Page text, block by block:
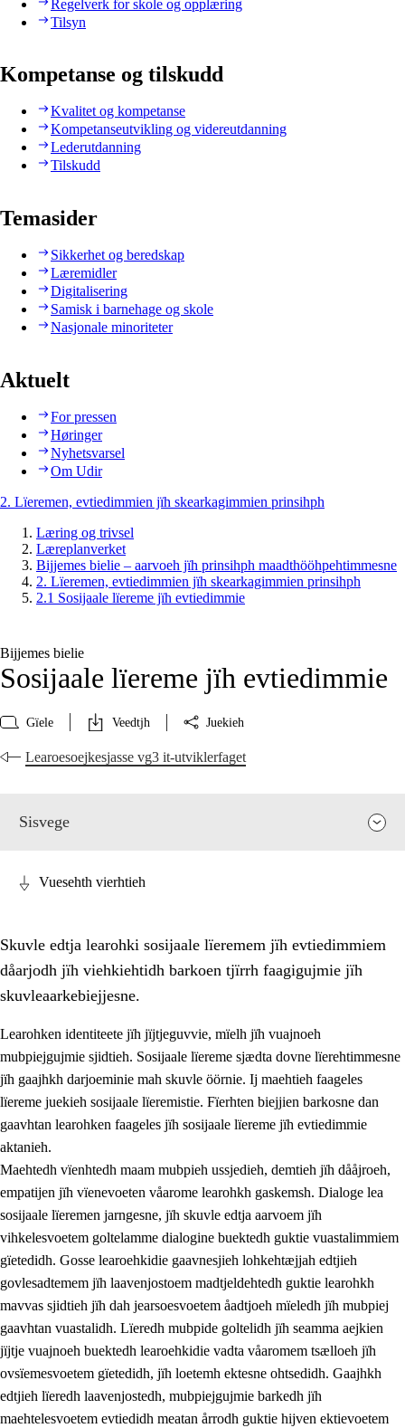
Regelverk for skole og opplæring
Tilsyn
Kompetanse og tilskudd
Kvalitet og kompetanse
Kompetanseutvikling og videreutdanning
Lederutdanning
Tilskudd
Temasider
Sikkerhet og beredskap
Læremidler
Digitalisering
Samisk i barnehage og skole
Nasjonale minoriteter
Aktuelt
For pressen
Høringer
Nyhetsvarsel
Om Udir
2. Lïeremen, evtiedimmien jïh skearkagimmien prinsihph
Læring og trivsel
Læreplanverket
Bijjemes bielie – aarvoeh jïh prinsihph maadthööhpehtimmesne
2. Lïeremen, evtiedimmien jïh skearkagimmien prinsihph
2.1 Sosijaale lïereme jïh evtiedimmie
Bijjemes bielie
Sosijaale lïereme jïh evtiedimmie
Gïele Veedtjh Juekieh
Learoesoejkesjasse vg3 it-utviklerfaget
Sisvege
2. Lïeremen, evtiedimmien jïh skearkagimmien prinsihph
2.1
2.2 Maahtoe faagine
2.3 Vihkeles tjiehpiesvoeth
2.4 Lïeredh lïeredh
Dåaresthfaageles teemah
Vuesehth vierhtieh
Skuvle edtja learohki sosijaale lïeremem jïh evtiedimmiem
dåarjodh jïh viehkiehtidh barkoen tjïrrh faagigujmie jïh
skuvleaarkebiejjesne.
Learohken identiteete jïh jïjtjeguvvie, mïelh jïh vuajnoeh
mubpiejgujmie sjidtieh. Sosijaale lïereme sjædta dovne lïerehtimmesne
jïh gaajhkh darjoeminie mah skuvle öörnie. Ij maehtieh faageles
lïereme juekieh sosijaale lïeremistie. Fïerhten biejjien barkosne dan
gaavhtan learohken faageles jïh sosijaale lïereme jïh evtiedimmie
aktanieh.
Maehtedh vïenhtedh maam mubpieh ussjedieh, demtieh jïh dååjroeh,
empatijen jïh vïenevoeten våarome learohkh gaskemsh. Dialoge lea
sosijaale lïeremen jarngesne, jïh skuvle edtja aarvoem jïh
vihkelesvoetem goltelamme dialogine buektedh guktie vuastalimmiem
gïetedidh. Gosse learoehkidie gaavnesjieh lohkehtæjjah edtjieh
govlesadtemem jïh laavenjostoem madtjeldehtedh guktie learohkh
mavvas sjidtieh jïh dah jearsoesvoetem åadtjoeh mïeledh jïh mubpiej
gaavhtan vuastalidh. Lïeredh mubpide goltelidh jïh seamma aejkien
jïjtje vuajnoeh buektedh learoehkidie vadta våaromem tsælloeh jïh
ovsïemesvoetem gïetedidh, jïh loetemh ektesne ohtsedidh. Gaajhkh
edtjieh lïeredh laavenjostedh, mubpiejgujmie barkedh jïh
maehtelesvoetem evtiedidh meatan årrodh guktie hijven ektievoetem